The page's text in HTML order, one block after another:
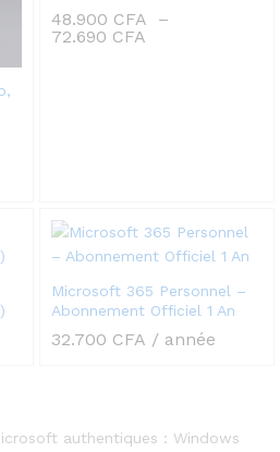
48.900 CFA
–
72.690 CFA
Microsoft 365 Personnel –
Abonnement Officiel 1 An
32.700 CFA / année
authentiques : Windows